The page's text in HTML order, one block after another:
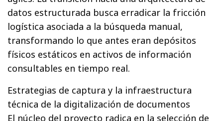
datos estructurada busca erradicar la fricción
logística asociada a la búsqueda manual,
transformando lo que antes eran depósitos
físicos estáticos en activos de información
consultables en tiempo real.
Estrategias de captura y la infraestructura
técnica de la digitalización de documentos
El núcleo del proyecto radica en la selección de